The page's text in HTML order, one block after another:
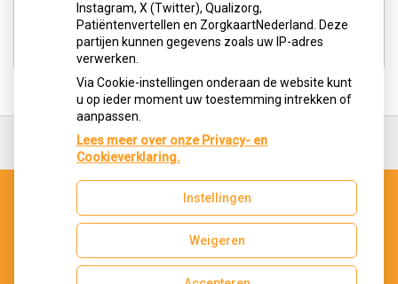
de
Uw Zorg Online|Beheer
Instagram, X (Twitter), Qualizorg,
Patiëntenvertellen en ZorgkaartNederland. Deze
partijen kunnen gegevens zoals uw IP-adres
verwerken.
Via Cookie-instellingen onderaan de website kunt
u op ieder moment uw toestemming intrekken of
aanpassen.
Lees meer over onze Privacy- en
Cookieverklaring.
Instellingen
Weigeren